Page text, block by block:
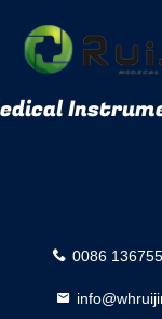
0086